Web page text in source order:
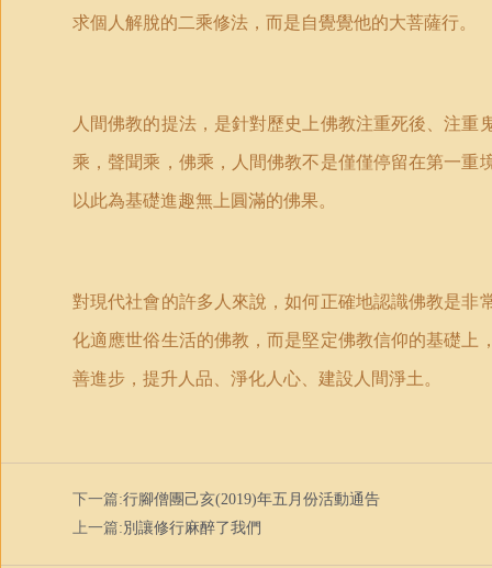
求個人解脫的二乘修法，而是自覺覺他的大菩薩行。
人間佛教的提法，是針對歷史上佛教注重死後、注
乘，聲聞乘，佛乘，人間佛教不是僅僅停留在第一
以此為基礎進趣無上圓滿的佛果。
對現代社會的許多人來說，如何正確地認識佛教是
化適應世俗生活的佛教，而是堅定佛教信仰的基礎
善進步，提升人品、淨化人心、建設人間淨土。
下一篇:行腳僧團己亥(2019)年五月份活動通告
上一篇:別讓修行麻醉了我們